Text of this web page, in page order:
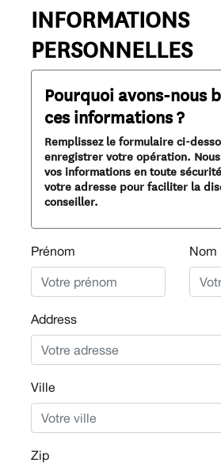
INFORMATIONS
PERSONNELLES
Pourquoi avons-nous
ces informations ?
Remplissez le formulaire ci-
enregistrer votre opération.
vos informations en toute
votre adresse pour faciliter la
conseiller.
Prénom Nom
Address
Ville
Zip